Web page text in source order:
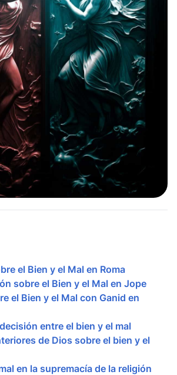
el Bien y el Mal en Roma
sobre el Bien y el Mal en Jope
el Bien y el Mal con Ganid en
entre el bien y el mal
de Dios sobre el bien y el
en la supremacía de la religión